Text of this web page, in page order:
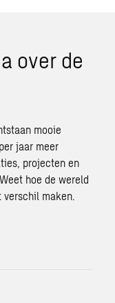
over de
mooie
jaar meer
projecten en
hoe de wereld
maken.